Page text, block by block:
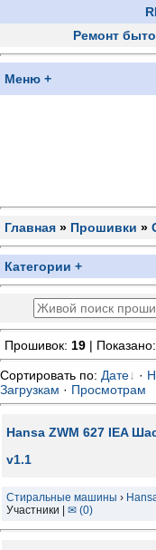
Ремонт
Меню +
Главная » Прошивки »
Категории +
Прошивок: 19 | Показано:
Сортировать по: Дате ·
Загрузкам · Просмотрам
Hansa ZWM 627 IEA
v1.1
Стиральные машины ›
Участники | ✉ (0)